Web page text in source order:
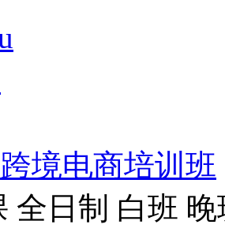
境电商培训班
全日制 白班 晚